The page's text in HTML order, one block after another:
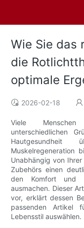
Wie Sie das
die
optimale
2026-02-18
Viele
unterschiedlichen
Muskelregeneration
Unabhängig von
Zubehörs einen
den Komfort und
ausmachen. Dieser
vor, erklärt dessen
passenden Artikel
Lebensstil auswählen.